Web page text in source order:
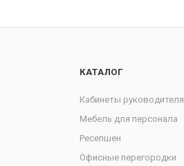
КАТАЛОГ
Кабинеты руководителя
Мебель для персонала
Ресепшен
Офисные перегородки